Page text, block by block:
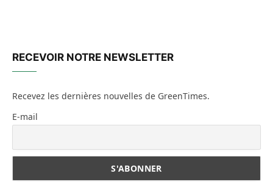
RECEVOIR NOTRE NEWSLETTER
Recevez les dernières nouvelles de GreenTimes.
E-mail